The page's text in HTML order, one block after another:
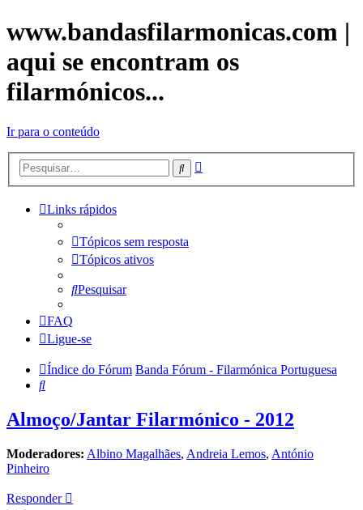
www.bandasfilarmonicas.com |
aqui se encontram os
filarmónicos...
Ir para o conteúdo
Pesquisar
Links rápidos
Tópicos sem resposta
Tópicos ativos
Pesquisar
FAQ
Ligue-se
Índice do Fórum Banda Fórum - Filarmónica Portuguesa
Pesquisar
Almoço/Jantar Filarmónico - 2012
Moderadores: Albino Magalhães, Andreia Lemos, António
Pinheiro
Responder